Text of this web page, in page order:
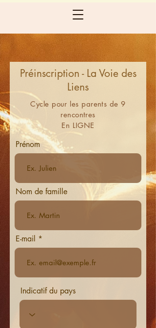
Préinscription - La Voie des
Liens
Cycle pour les parents de 9
rencontres
En LIGNE
Prénom
Nom de famille
E-mail
Indicatif du pays